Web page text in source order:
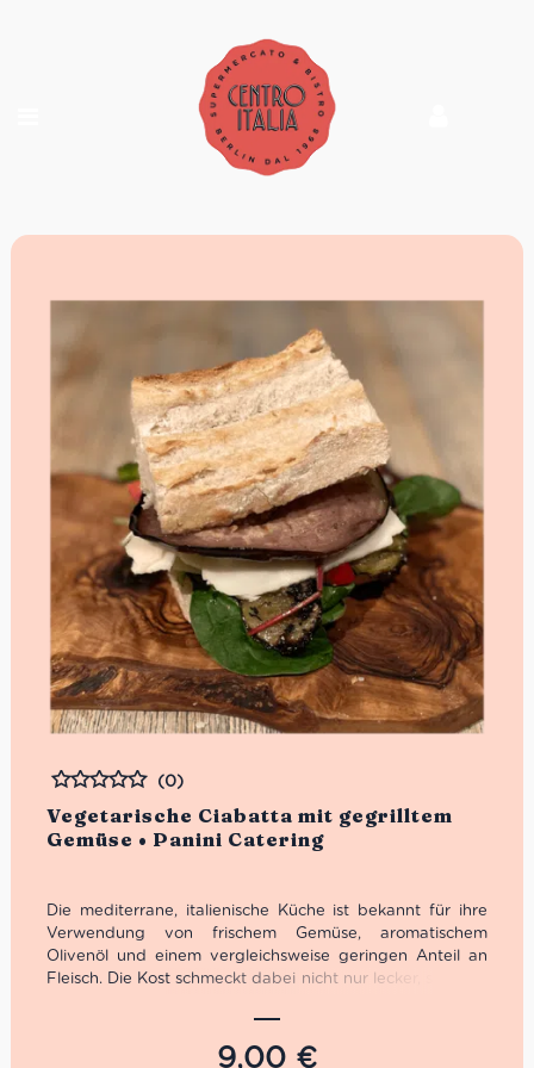
Vegetarische Ciabatta mit gegrilltem
Gemüse • Panini Catering
Bewertet
(0)
Die mediterrane, italienische Küche ist bekannt für ihre
Verwendung von frischem Gemüse, aromatischem
Olivenöl und einem vergleichsweise geringen Anteil an
Fleisch. Die Kost schmeckt dabei nicht nur lecker, sondern
auf ein vegetarisches Panino haben, kannst Du Dir dieses
leckere Ciabatta mit gegrillten, Zucchini, Auberginen und
9,00 €